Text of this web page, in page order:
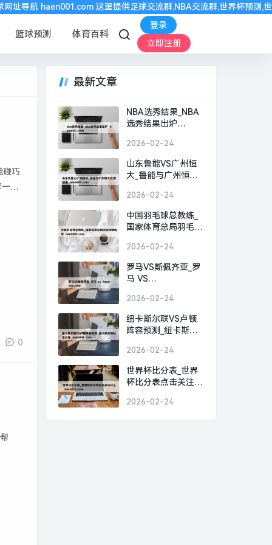
haen001.com 这里提供足球交流群,NBA交流群,世界杯预测,世界杯盘
篮球预测 体育百科
登录
立即注册
碰巧
览
0
最新文章
NBA选秀结果_NBA
选秀结果出炉
2026-02-24
山东鲁能VS广州恒
大_鲁能与广州恒大
HAEN001.COM
2026-02-24
中国羽毛球总教练_
国家体育总局羽毛球
HAEN001.COM
2026-02-24
罗马VS斯佩齐亚_罗
马 VS
2026-02-24
纽卡斯尔联VS卢顿
阵容预测_纽卡斯尔
HAEN001.COM
2026-02-24
世界杯比分表_世界
杯比分表点击关注
HAEN001.COM
2026-02-24